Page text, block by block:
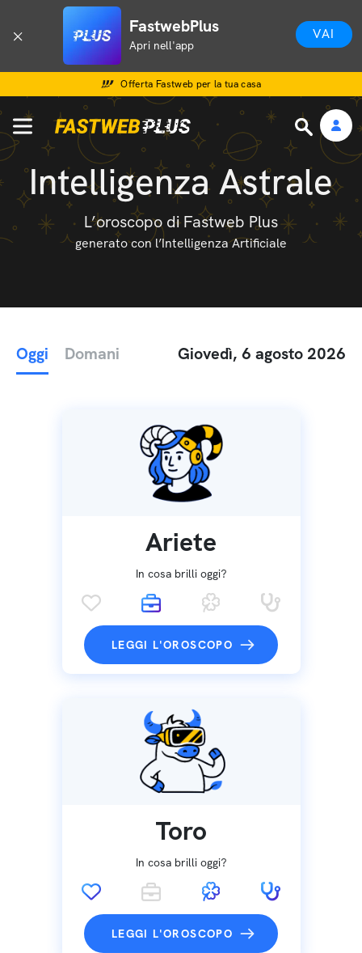
FastwebPlus
Apri nell'app
VAI
Offerta Fastweb per la tua casa
Intelligenza Astrale
L’oroscopo di Fastweb Plus
generato con l’Intelligenza Artificiale
Oggi Domani Giovedì, 6 agosto 2026
Ariete
In cosa brilli oggi?
LEGGI L'OROSCOPO
Toro
In cosa brilli oggi?
LEGGI L'OROSCOPO